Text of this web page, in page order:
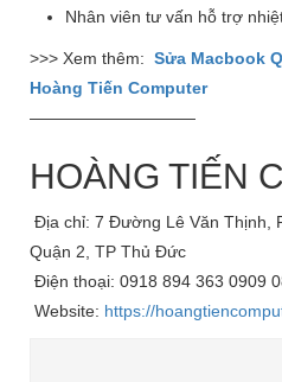
Nhân viên tư vấn hỗ trợ
>>> Xem thêm: Sửa Macbook
Hoàng Tiến Computer
——————————
HOÀNG TIẾN
Địa chỉ: 7 Đường Lê Văn Thịnh,
Quận 2, TP Thủ Đức
Điện thoại: 0918 894 363 0909
Website: https://